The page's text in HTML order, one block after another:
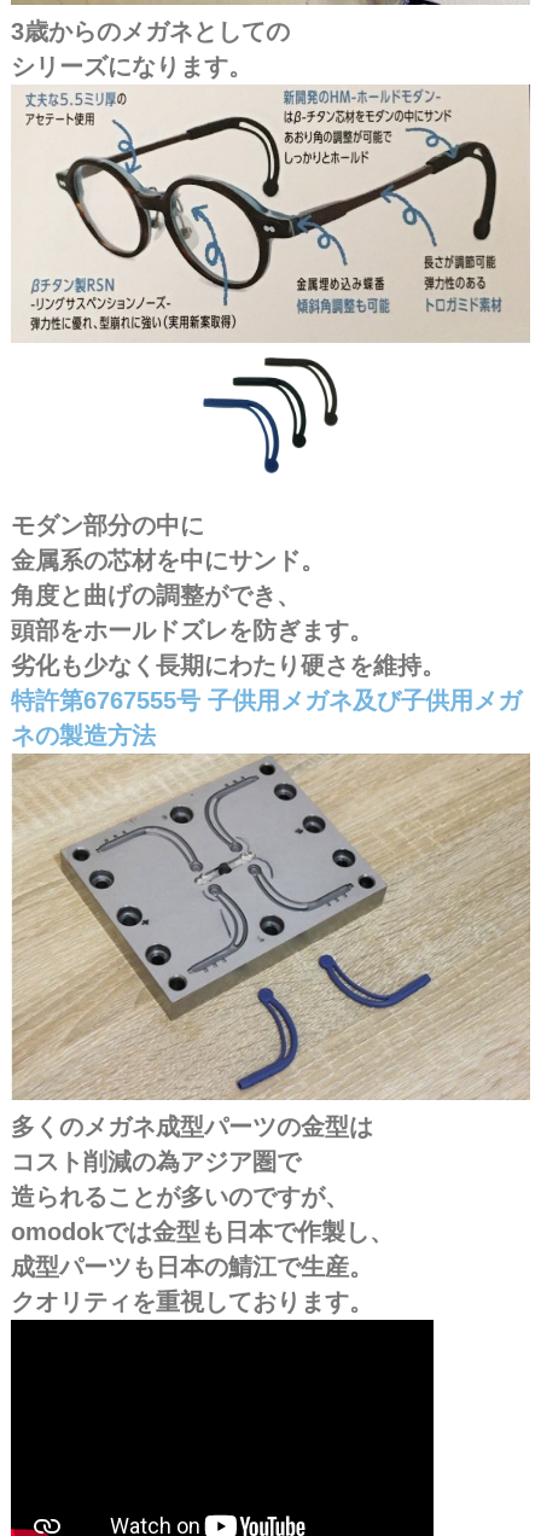
3歳からのメガネとしての
シリーズになります。
モダン部分の中に
金属系の芯材を中にサンド。
角度と曲げの調整ができ、
頭部をホールドズレを防ぎます。
劣化も少なく長期にわたり硬さを維持。
特許第6767555号 子供用メガネ及び子供用メガ
ネの製造方法
多くのメガネ成型パーツの金型は
コスト削減の為アジア圏で
造られることが多いのですが、
omodokでは金型も日本で作製し、
成型パーツも日本の鯖江で生産。
クオリティを重視しております。